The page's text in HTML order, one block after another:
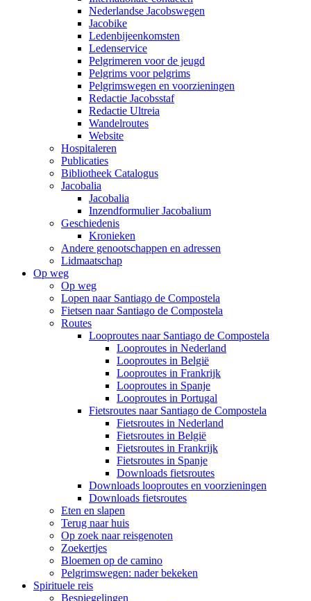
Nederlandse Jacobswegen
Jacobike
Ledenbijeenkomsten
Ledenservice
Pelgrimeren voor de jeugd
Pelgrims voor pelgrims
Pelgrimswegen en voorzieningen
Redactie Jacobsstaf
Redactie Ultreia
Wandelroutes
Website
Hospitaleren
Publicaties
Bibliotheek Catalogus
Jacobalia
Jacobalia
Inzendformulier Jacobalium
Geschiedenis
Kronieken
Andere genootschappen en adressen
Lidmaatschap
Op weg
Op weg
Lopen naar Santiago de Compostela
Fietsen naar Santiago de Compostela
Routes
Looproutes naar Santiago de Compostela
Looproutes in Nederland
Looproutes in België
Looproutes in Frankrijk
Looproutes in Spanje
Looproutes in Portugal
Fietsroutes naar Santiago de Compostela
Fietsroutes in Nederland
Fietsroutes in België
Fietsroutes in Frankrijk
Fietsroutes in Spanje
Downloads fietsroutes
Downloads looproutes en voorzieningen
Downloads fietsroutes
Eten en slapen
Terug naar huis
Op zoek naar reisgenoten
Zoekertjes
Bloemen op de camino
Pelgrimswegen: nader bekeken
Spirituele reis
Bespiegelingen